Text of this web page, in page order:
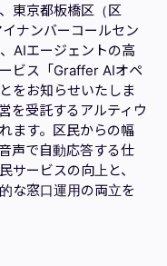
東京都板橋区（区
ナンバーコールセン
AIエージェントの高
ビス「Graffer AIオペ
をお知らせいたしま
を受託するアルティウ
ます。区民からの幅
声で自動応答する仕
サービスの向上と、
な窓口運用の両立を